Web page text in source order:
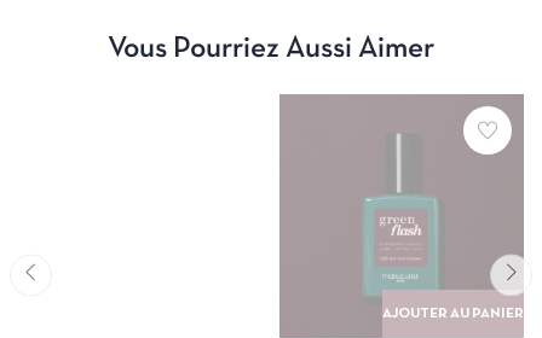
Vous Pourriez Aussi Aimer
AJOUTER AU PANIER